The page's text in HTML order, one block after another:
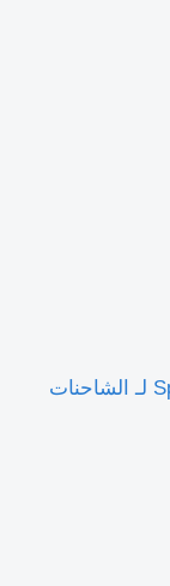
جناح (سبويلر) Spoiler lateral cabină dreapta لـ الشاحنات